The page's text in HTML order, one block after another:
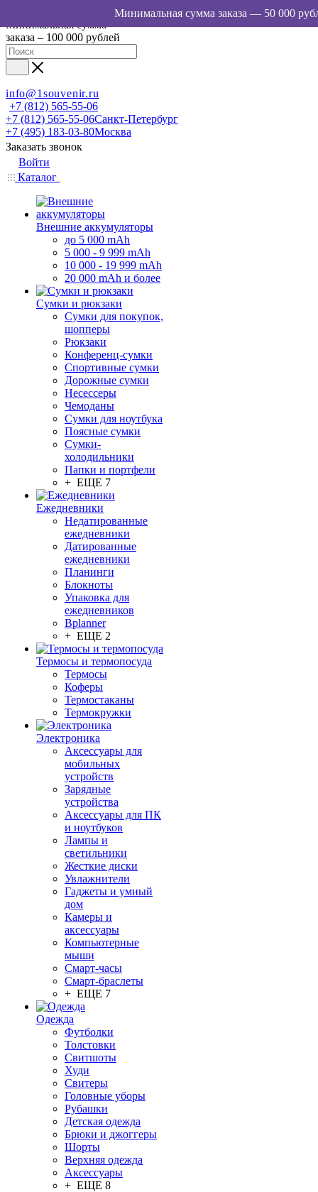
Минимальная сумма
заказа – 100 000 рублей
info@1souvenir.ru
+7 (812) 565-55-06
+7 (812) 565-55-06Санкт-Петербург
+7 (495) 183-03-80Москва
Заказать звонок
Войти
Каталог
Внешние аккумуляторы
до 5 000 mAh
5 000 - 9 999 mAh
10 000 - 19 999 mAh
20 000 mAh и более
Сумки и рюкзаки
Сумки для покупок,
шопперы
Рюкзаки
Конференц-сумки
Спортивные сумки
Дорожные сумки
Несессеры
Чемоданы
Сумки для ноутбука
Поясные сумки
Сумки-
холодильники
Папки и портфели
+ ЕЩЕ 7
Ежедневники
Недатированные
ежедневники
Датированные
ежедневники
Планинги
Блокноты
Упаковка для
ежедневников
Bplanner
+ ЕЩЕ 2
Термосы и термопосуда
Термосы
Коферы
Термостаканы
Термокружки
Электроника
Аксессуары для
мобильных
устройств
Зарядные
устройства
Аксессуары для ПК
и ноутбуков
Лампы и
светильники
Жесткие диски
Увлажнители
Гаджеты и умный
дом
Камеры и
аксессуары
Компьютерные
мыши
Смарт-часы
Смарт-браслеты
+ ЕЩЕ 7
Одежда
Футболки
Толстовки
Свитшоты
Худи
Свитеры
Головные уборы
Рубашки
Детская одежда
Брюки и джоггеры
Шорты
Верхняя одежда
Аксессуары
+ ЕЩЕ 8